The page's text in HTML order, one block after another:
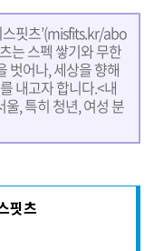
핏츠’(misfits.kr/abo
는 스펙 쌓기와 무한
벗어나, 세상을 향해
내고자 합니다.<내
, 특히 청년, 여성 분
핏츠